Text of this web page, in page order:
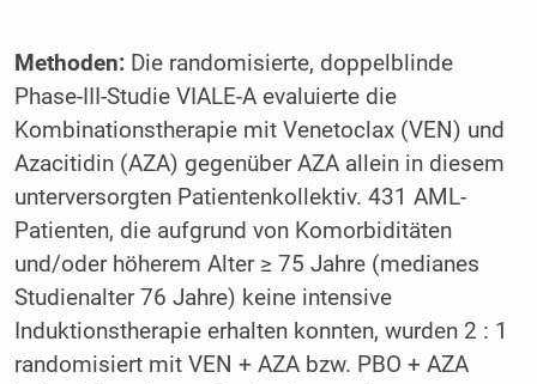
Methoden:Die randomisierte, doppelblinde
Phase-III-Studie VIALE-A evaluierte die
Kombinationstherapie mit Venetoclax (VEN) und
Azacitidin (AZA) gegenüber AZA allein in diesem
unterversorgten Patientenkollektiv. 431 AML-
Patienten, die aufgrund von Komorbiditäten
und/oder höherem Alter ≥ 75 Jahre (medianes
Studienalter 76 Jahre) keine intensive
Induktionstherapie erhalten konnten, wurden 2 : 1
randomisiert mit VEN + AZA bzw. PBO + AZA